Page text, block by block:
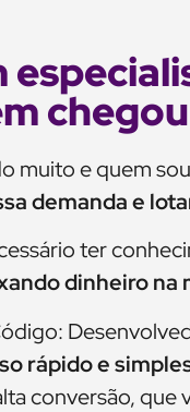
muito e quem
demanda e
ter
dinheiro na
rápido e
conversão, que